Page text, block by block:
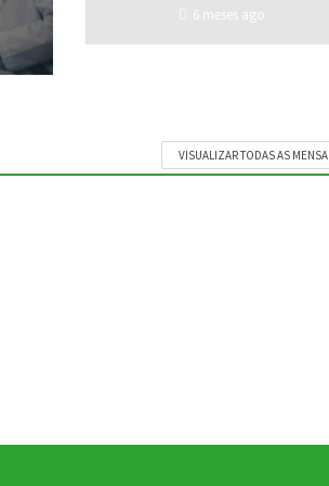
6 meses ago
VISUALIZAR TODAS AS